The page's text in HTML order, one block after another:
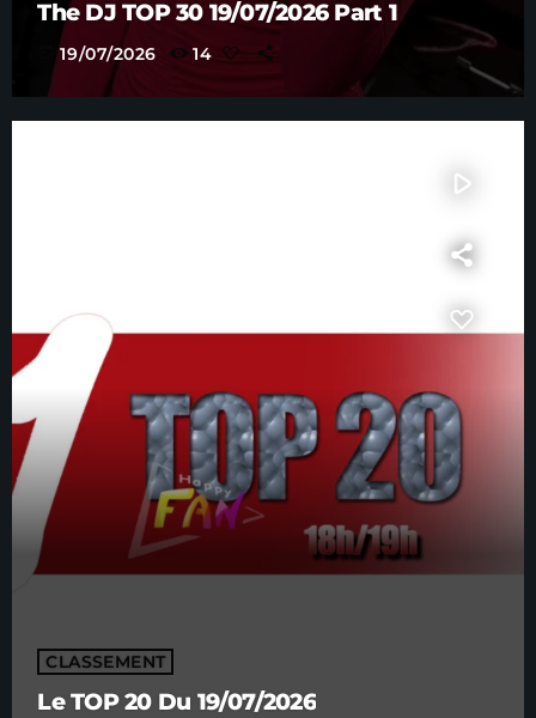
The DJ TOP 30 19/07/2026 Part 1
19/07/2026 14
play_arrow
CLASSEMENT
Le TOP 20 Du 19/07/2026